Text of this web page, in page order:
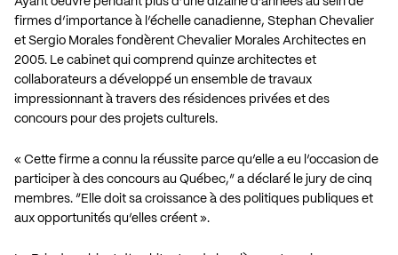
firmes d’importance à l’échelle canadienne, Stephan Chevalier
et Sergio Morales fondèrent Chevalier Morales Architectes en
2005. Le cabinet qui comprend quinze architectes et
collaborateurs a développé un ensemble de travaux
impressionnant à travers des résidences privées et des
concours pour des projets culturels.
« Cette firme a connu la réussite parce qu’elle a eu l’occasion de
participer à des concours au Québec,” a déclaré le jury de cinq
membres. “Elle doit sa croissance à des politiques publiques et
aux opportunités qu’elles créent ».